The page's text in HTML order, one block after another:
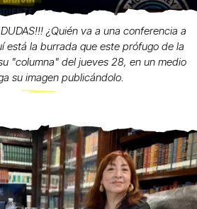
DUDAS!!! ¿Quién va a una conferencia a
está la burrada que este prófugo de la
"columna" del jueves 28, en un medio
su imagen publicándolo.